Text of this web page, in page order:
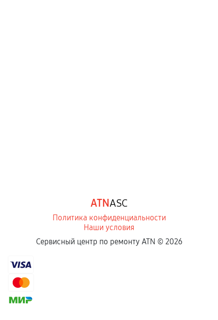
ATNASC
Политика конфиденциальности
Наши условия
Сервисный центр по ремонту ATN © 2026